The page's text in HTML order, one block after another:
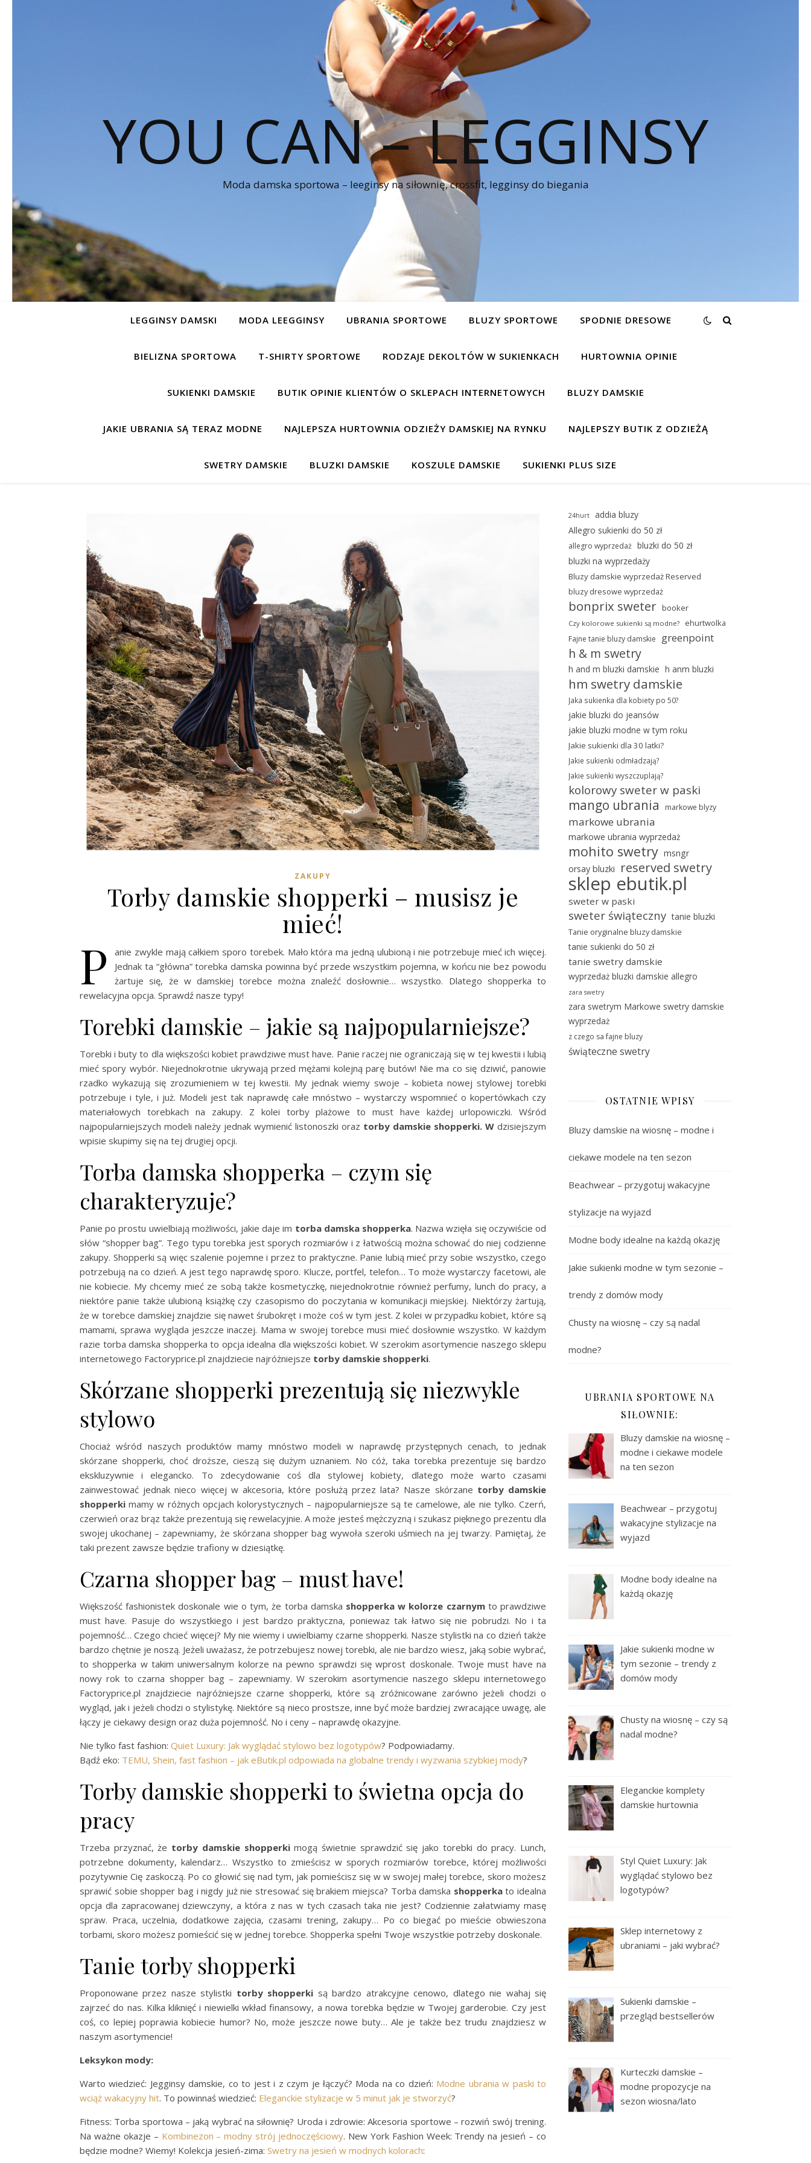
YOU CAN – LEGGINSY
Moda damska sportowa – leeginsy na siłownię, crossfit, legginsy do biegania
LEGGINSY DAMSKI MODA LEEGGINSY UBRANIA SPORTOWE BLUZY SPORTOWE SPODNIE DRESOWE
BIELIZNA SPORTOWA T-SHIRTY SPORTOWE RODZAJE DEKOLTÓW W SUKIENKACH HURTOWNIA OPINIE
SUKIENKI DAMSKIE BUTIK OPINIE KLIENTÓW O SKLEPACH INTERNETOWYCH BLUZY DAMSKIE
JAKIE UBRANIA SĄ TERAZ MODNE NAJLEPSZA HURTOWNIA ODZIEŻY DAMSKIEJ NA RYNKU NAJLEPSZY BUTIK Z ODZIEŻĄ
SWETRY DAMSKIE BLUZKI DAMSKIE KOSZULE DAMSKIE SUKIENKI PLUS SIZE
ZAKUPY
Torby damskie shopperki – musisz je
mieć!
P
anie zwykle mają całkiem sporo torebek. Mało która ma jedną ulubioną i nie potrzebuje mieć ich więcej.
Jednak ta “główna” torebka damska powinna być przede wszystkim pojemna, w końcu nie bez powodu
żartuje się, że w damskiej torebce można znaleźć dosłownie… wszystko. Dlatego shopperka to
rewelacyjna opcja. Sprawdź nasze typy!
Torebki damskie – jakie są najpopularniejsze?
Torebki i buty to dla większości kobiet prawdziwe must have. Panie raczej nie ograniczają się w tej kwestii i lubią
mieć spory wybór. Niejednokrotnie ukrywają przed mężami kolejną parę butów! Nie ma co się dziwić, panowie
rzadko wykazują się zrozumieniem w tej kwestii. My jednak wiemy swoje – kobieta nowej stylowej torebki
potrzebuje i tyle, i już. Modeli jest tak naprawdę całe mnóstwo – wystarczy wspomnieć o kopertówkach czy
materiałowych torebkach na zakupy. Z kolei torby plażowe to must have każdej urlopowiczki. Wśród
najpopularniejszych modeli należy jednak wymienić listonoszki oraz torby damskie shopperki. W dzisiejszym
wpisie skupimy się na tej drugiej opcji.
Torba damska shopperka – czym się
charakteryzuje?
Panie po prostu uwielbiają możliwości, jakie daje im torba damska shopperka. Nazwa wzięła się oczywiście od
słów “shopper bag”. Tego typu torebka jest sporych rozmiarów i z łatwością można schować do niej codzienne
zakupy. Shopperki są więc szalenie pojemne i przez to praktyczne. Panie lubią mieć przy sobie wszystko, czego
potrzebują na co dzień. A jest tego naprawdę sporo. Klucze, portfel, telefon… To może wystarczy facetowi, ale
nie kobiecie. My chcemy mieć ze sobą także kosmetyczkę, niejednokrotnie również perfumy, lunch do pracy, a
niektóre panie także ulubioną książkę czy czasopismo do poczytania w komunikacji miejskiej. Niektórzy żartują,
że w torebce damskiej znajdzie się nawet śrubokręt i może coś w tym jest. Z kolei w przypadku kobiet, które są
mamami, sprawa wygląda jeszcze inaczej. Mama w swojej torebce musi mieć dosłownie wszystko. W każdym
razie torba damska shopperka to opcja idealna dla większości kobiet. W szerokim asortymencie naszego sklepu
internetowego Factoryprice.pl znajdziecie najróżniejsze torby damskie shopperki.
Skórzane shopperki prezentują się niezwykle
stylowo
Chociaż wśród naszych produktów mamy mnóstwo modeli w naprawdę przystępnych cenach, to jednak
skórzane shopperki, choć droższe, cieszą się dużym uznaniem. No cóż, taka torebka prezentuje się bardzo
ekskluzywnie i elegancko. To zdecydowanie coś dla stylowej kobiety, dlatego może warto czasami
zainwestować jednak nieco więcej w akcesoria, które posłużą przez lata? Nasze skórzane torby damskie
shopperki mamy w różnych opcjach kolorystycznych – najpopularniejsze są te camelowe, ale nie tylko. Czerń,
czerwień oraz brąz także prezentują się rewelacyjnie. A może jesteś mężczyzną i szukasz pięknego prezentu dla
swojej ukochanej – zapewniamy, że skórzana shopper bag wywoła szeroki uśmiech na jej twarzy. Pamiętaj, że
taki prezent zawsze będzie trafiony w dziesiątkę.
Czarna shopper bag – must have!
Większość fashionistek doskonale wie o tym, że torba damska shopperka w kolorze czarnymto prawdziwe
must have. Pasuje do wszystkiego i jest bardzo praktyczna, poniewaz tak łatwo się nie pobrudzi. No i ta
pojemność… Czego chcieć więcej? My nie wiemy i uwielbiamy czarne shopperki. Nasze stylistki na co dzień także
bardzo chętnie je noszą. Jeżeli uważasz, że potrzebujesz nowej torebki, ale nie bardzo wiesz, jaką sobie wybrać,
to shopperka w takim uniwersalnym kolorze na pewno sprawdzi się wprost doskonale. Twoje must have na
nowy rok to czarna shopper bag – zapewniamy. W szerokim asortymencie naszego sklepu internetowego
Factoryprice.pl znajdziecie najróżniejsze czarne shopperki, które są zróżnicowane zarówno jeżeli chodzi o
wygląd, jak i jeżeli chodzi o stylistykę. Niektóre są nieco prostsze, inne być może bardziej zwracające uwagę, ale
łączy je ciekawy design oraz duża pojemność. No i ceny – naprawdę okazyjne.
Nie tylko fast fashion: Quiet Luxury: Jak wyglądać stylowo bez logotypów? Podpowiadamy.
Bądź eko: TEMU, Shein, fast fashion – jak eButik.pl odpowiada na globalne trendy i wyzwania szybkiej mody?
Torby damskie shopperki to świetna opcja do
pracy
Trzeba przyznać, że torby damskie shopperkimogą świetnie sprawdzić się jako torebki do pracy. Lunch,
potrzebne dokumenty, kalendarz… Wszystko to zmieścisz w sporych rozmiarów torebce, której możliwości
pozytywnie Cię zaskoczą. Po co głowić się nad tym, jak pomieścisz się w w swojej małej torebce, skoro możesz
sprawić sobie shopper bag i nigdy już nie stresować się brakiem miejsca? Torba damska shopperkato idealna
opcja dla zapracowanej dziewczyny, a która z nas w tych czasach taka nie jest? Codziennie załatwiamy masę
spraw. Praca, uczelnia, dodatkowe zajęcia, czasami trening, zakupy… Po co biegać po mieście obwieszona
torbami, skoro możesz pomieścić się w jednej torebce. Shopperka spełni Twoje wszystkie potrzeby doskonale.
Tanie torby shopperki
Proponowane przez nasze stylistki torby shopperki są bardzo atrakcyjne cenowo, dlatego nie wahaj się
zajrzeć do nas. Kilka kliknięć i niewielki wkład finansowy, a nowa torebka będzie w Twojej garderobie. Czy jest
coś, co lepiej poprawia kobiecie humor? No, może jeszcze nowe buty… Ale je także bez trudu znajdziesz w
naszym asortymencie!
Leksykon mody:
Warto wiedzieć: Jegginsy damskie, co to jest i z czym je łączyć? Moda na co dzień: Modne ubrania w paski to
wciąż wakacyjny hit. To powinnaś wiedzieć: Eleganckie stylizacje w 5 minut jak je stworzyć?
Fitness: Torba sportowa – jaką wybrać na siłownię? Uroda i zdrowie: Akcesoria sportowe – rozwiń swój trening.
Na ważne okazje – Kombinezon – modny strój jednoczęściowy. New York Fashion Week: Trendy na jesień – co
będzie modne? Wiemy! Kolekcja jesień-zima: Swetry na jesień w modnych kolorach:
24hurt
addia bluzy
Allegro sukienki do 50 zł
allegro wyprzedaż bluzki do 50 zł
bluzki na wyprzedaży
Bluzy damskie wyprzedaż Reserved
bluzy dresowe wyprzedaż
bonprix sweter booker
Czy kolorowe sukienki są modne? ehurtwolka
Fajne tanie bluzy damskie greenpoint
h & m swetry
h and m bluzki damskie h anm bluzki
hm swetry damskie
Jaka sukienka dla kobiety po 50?
jakie bluzki do jeansów
jakie bluzki modne w tym roku
Jakie sukienki dla 30 latki?
Jakie sukienki odmładzają?
Jakie sukienki wyszczuplają?
kolorowy sweter w paski
mango ubrania markowe blyzy
markowe ubrania
markowe ubrania wyprzedaż
mohito swetry msngr
orsay bluzki
reserved swetry
sklep ebutik.pl
sweter w paski
sweter świąteczny tanie bluzki
Tanie oryginalne bluzy damskie
tanie sukienki do 50 zł
tanie swetry damskie
wyprzedaż bluzki damskie allegro
zara swetry
zara swetrym Markowe swetry damskie
wyprzedaż
z czego sa fajne bluzy
świąteczne swetry
OSTATNIE WPISY
Bluzy damskie na wiosnę – modne i
ciekawe modele na ten sezon
Beachwear – przygotuj wakacyjne
stylizacje na wyjazd
Modne body idealne na każdą okazję
Jakie sukienki modne w tym sezonie –
trendy z domów mody
Chusty na wiosnę – czy są nadal
modne?
UBRANIA SPORTOWE NA
SIŁOWNIE:
Bluzy damskie na wiosnę –
modne i ciekawe modele
na ten sezon
Beachwear – przygotuj
wakacyjne stylizacje na
wyjazd
Modne body idealne na
każdą okazję
Jakie sukienki modne w
tym sezonie – trendy z
domów mody
Chusty na wiosnę – czy są
nadal modne?
Eleganckie komplety
damskie hurtownia
Styl Quiet Luxury: Jak
wyglądać stylowo bez
logotypów?
Sklep internetowy z
ubraniami – jaki wybrać?
Sukienki damskie –
przegląd bestsellerów
Kurteczki damskie –
modne propozycje na
sezon wiosna/lato